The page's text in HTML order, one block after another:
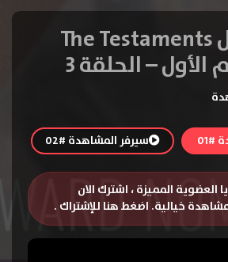
مسلسل The Testaments
– الحلقة 3
#01 سيرفر المشاهدة #02
العضوية المميزة ، اشترك الان
مشاهدة خيالية. اضغط هنا للإشتراك .